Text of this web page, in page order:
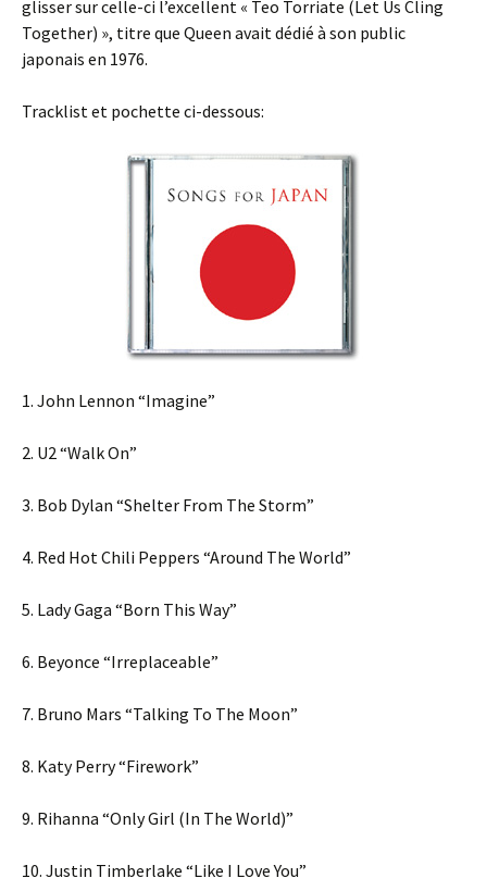
glisser sur celle-ci l’excellent « Teo Torriate (Let Us Cling
Together) », titre que Queen avait dédié à son public
japonais en 1976.
Tracklist et pochette ci-dessous:
1. John Lennon “Imagine”
2. U2 “Walk On”
3. Bob Dylan “Shelter From The Storm”
4. Red Hot Chili Peppers “Around The World”
5. Lady Gaga “Born This Way”
6. Beyonce “Irreplaceable”
7. Bruno Mars “Talking To The Moon”
8. Katy Perry “Firework”
9. Rihanna “Only Girl (In The World)”
10. Justin Timberlake “Like I Love You”